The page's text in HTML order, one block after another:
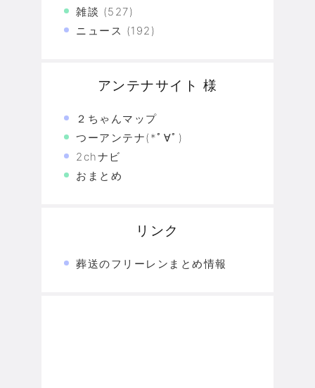
雑談 (527)
ニュース (192)
アンテナサイト 様
２ちゃんマップ
つーアンテナ(*ﾟ∀ﾟ)
2chナビ
おまとめ
リンク
葬送のフリーレンまとめ情報